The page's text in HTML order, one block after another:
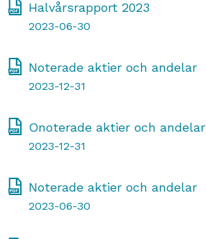
Halvårsrapport 2023
2023-06-30
Noterade aktier och andelar
2023-12-31
Onoterade aktier och andelar
2023-12-31
Noterade aktier och andelar
2023-06-30